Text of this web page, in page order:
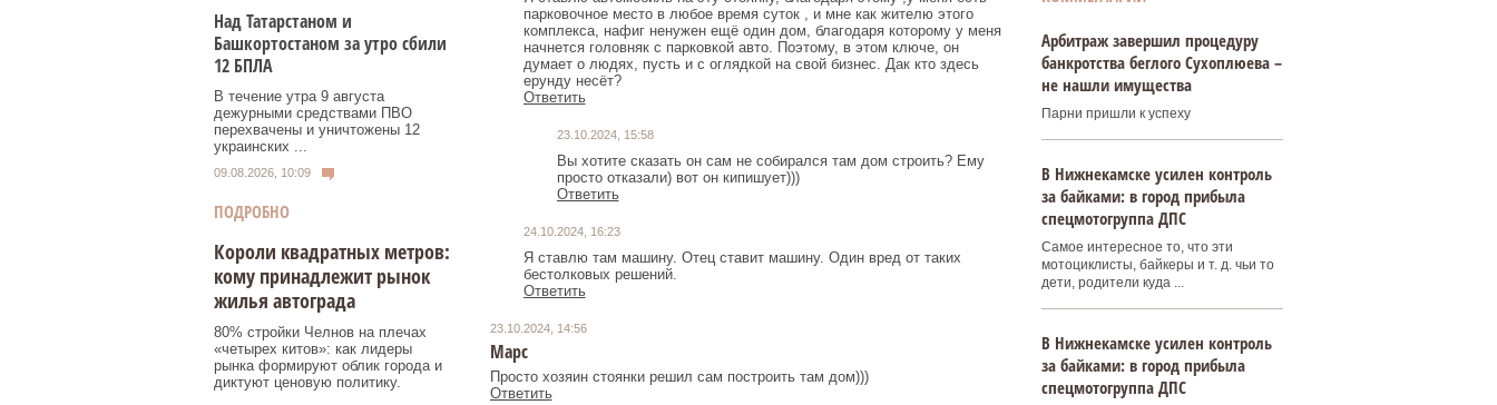
Над Татарстаном и
Башкортостаном за утро сбили
12 БПЛА
В течение утра 9 августа
дежурными средствами ПВО
перехвачены и уничтожены 12
украинских ...
09.08.2026, 10:09
ПОДРОБНО
Короли квадратных метров:
кому принадлежит рынок
жилья автограда
80% стройки Челнов на плечах
«четырех китов»: как лидеры
рынка формируют облик города и
диктуют ценовую политику.
парковочное место в любое время суток , и мне как жителю этого
комплекса, нафиг ненужен ещё один дом, благодаря которому у меня
начнется головняк с парковкой авто. Поэтому, в этом ключе, он
думает о людях, пусть и с оглядкой на свой бизнес. Дак кто здесь
ерунду несёт?
Ответить
23.10.2024, 15:58
Вы хотите сказать он сам не собирался там дом строить? Ему
просто отказали) вот он кипишует)))
Ответить
24.10.2024, 16:23
Я ставлю там машину. Отец ставит машину. Один вред от таких
бестолковых решений.
Ответить
23.10.2024, 14:56
Марс
Просто хозяин стоянки решил сам построить там дом)))
Ответить
Арбитраж завершил процедуру
банкротства беглого Сухоплюева –
не нашли имущества
Парни пришли к успеху
В Нижнекамске усилен контроль
за байками: в город прибыла
спецмотогруппа ДПС
Самое интересное то, что эти
мотоциклисты, байкеры и т. д. чьи то
дети, родители куда ...
В Нижнекамске усилен контроль
за байками: в город прибыла
спецмотогруппа ДПС